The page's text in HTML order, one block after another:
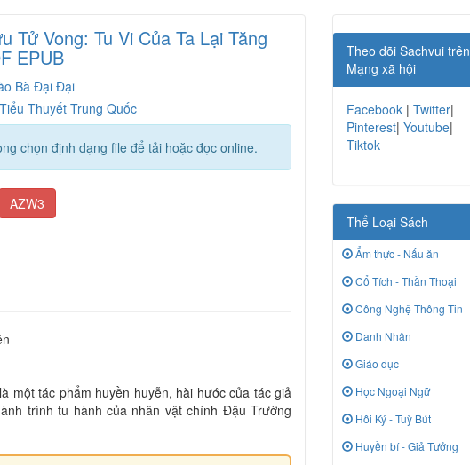
Tử Vong: Tu Vi Của Ta Lại Tăng
EPUB
Bà Đại Đại
Tiểu Thuyết Trung Quốc
chọn định dạng file để tải hoặc đọc online.
AZW3
một tác phẩm huyền huyễn, hài hước của tác giả
trình tu hành của nhân vật chính Đậu Trường
Theo dõi Sachvui trên
Mạng xã hội
Facebook | Twitter|
Pinterest| Youtube|
Tiktok
Thể Loại Sách
Ẩm thực - Nấu ăn
Cổ Tích - Thần Thoại
Công Nghệ Thông Tin
Danh Nhân
Giáo dục
Học Ngoại Ngữ
Hồi Ký - Tuỳ Bút
Huyền bí - Giả Tưởng